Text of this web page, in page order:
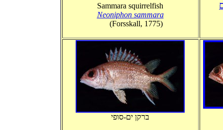
Sammara squirrelfish
Neoniphon sammara
(Forsskall, 1775)
ברקן ים-סופי